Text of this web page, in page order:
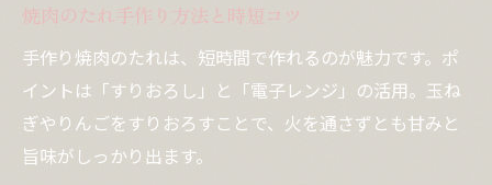
焼肉のたれ手作り方法と時短コツ
手作り焼肉のたれは、短時間で作れるのが魅力です。ポ
イントは「すりおろし」と「電子レンジ」の活用。玉ね
ぎやりんごをすりおろすことで、火を通さずとも甘みと
旨味がしっかり出ます。